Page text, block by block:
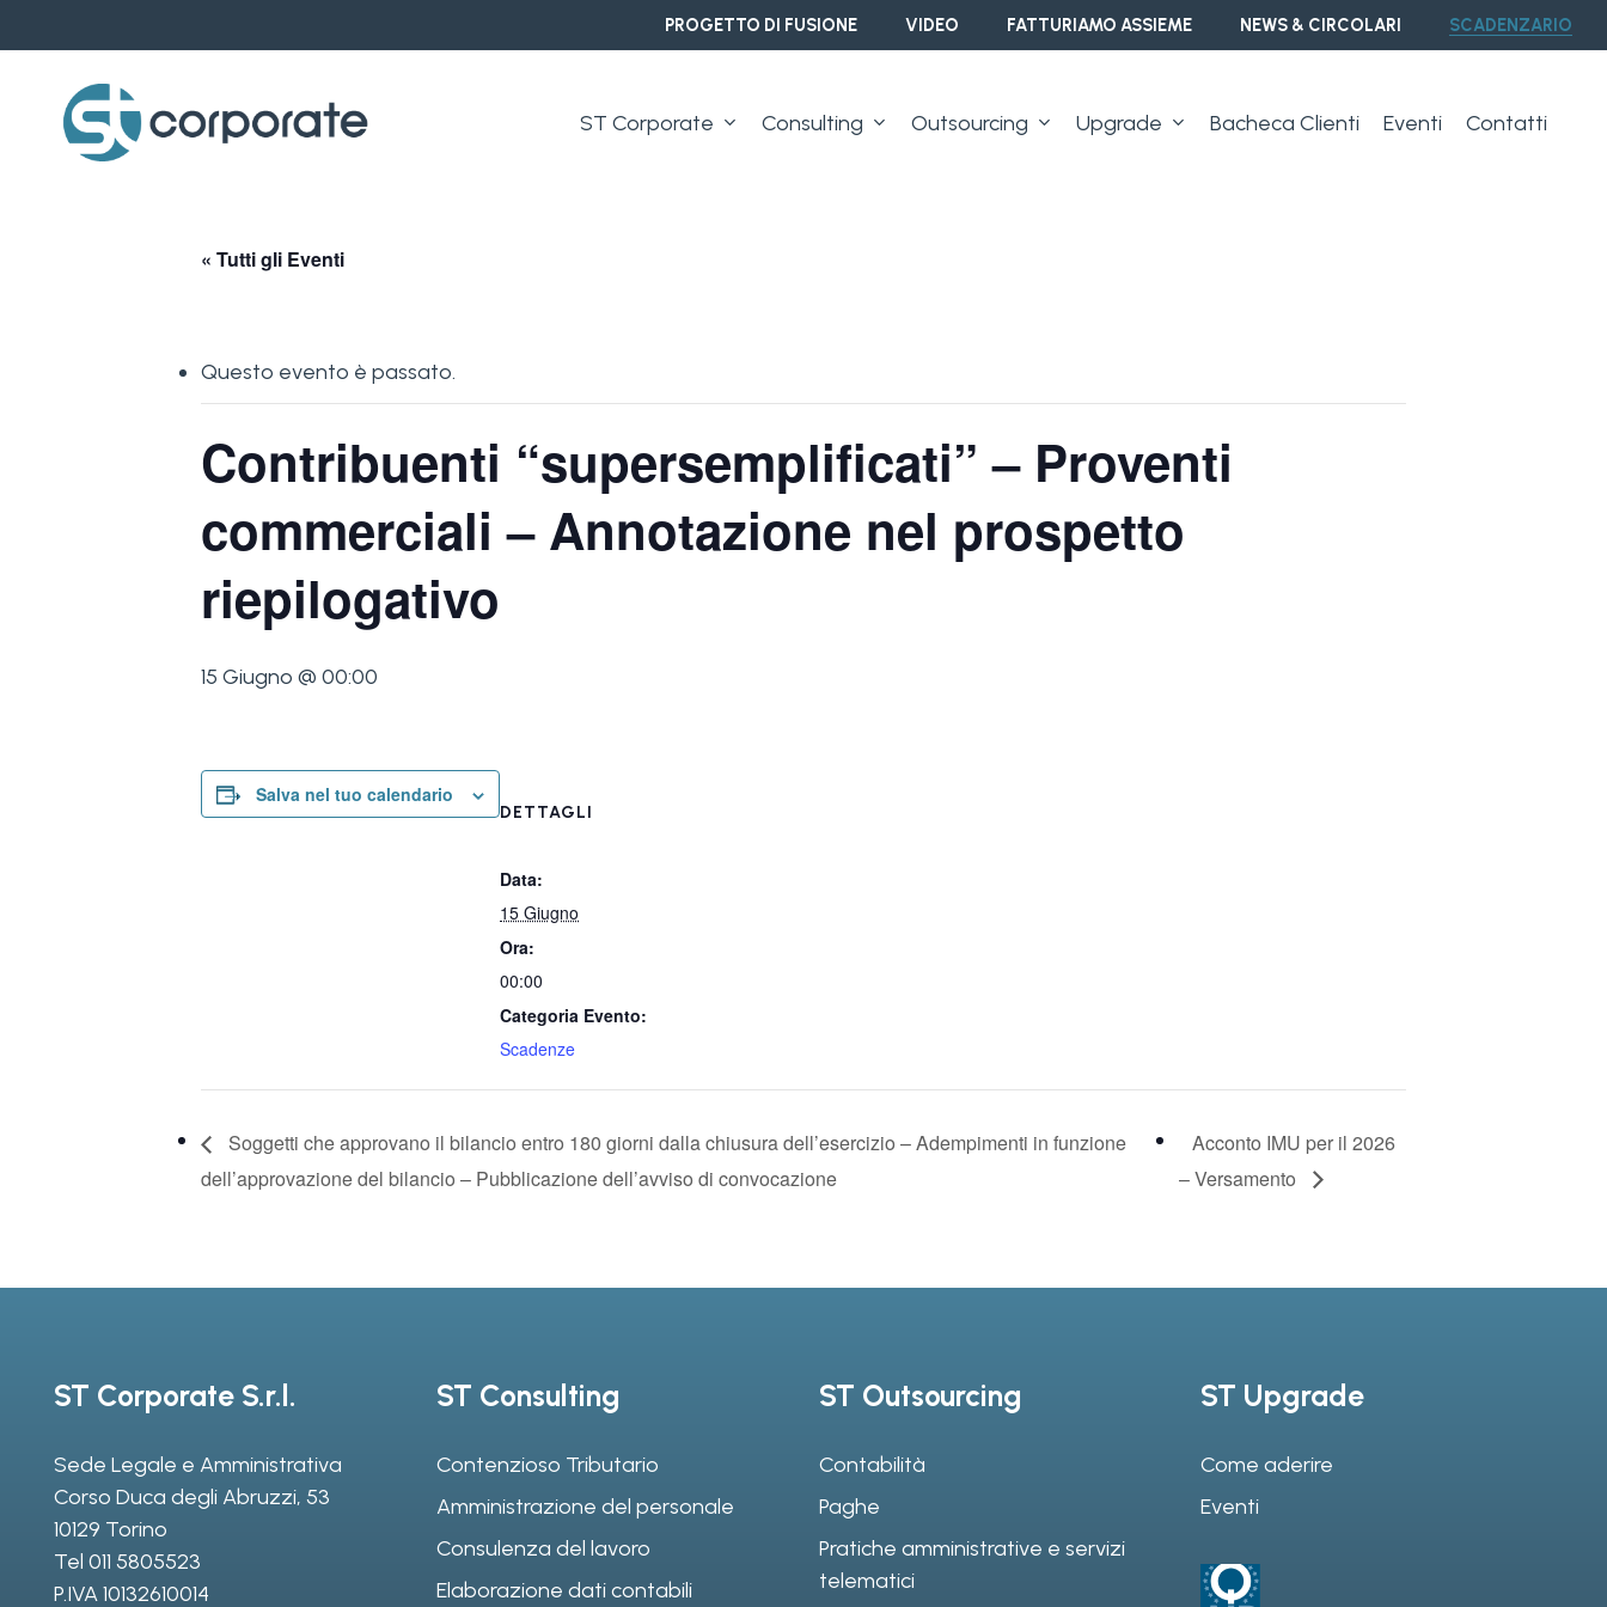
to
content
PROGETTO DI FUSIONE VIDEO FATTURIAMO ASSIEME NEWS & CIRCOLARI SCADENZARIO
ST Corporate Consulting Outsourcing Upgrade Bacheca Clienti Eventi Contatti
« Tutti gli Eventi
Questo evento è passato.
Contribuenti “supersemplificati” – Proventi
commerciali – Annotazione nel prospetto
riepilogativo
15 Giugno @ 00:00
Salva nel tuo calendario
DETTAGLI
Data:
15 Giugno
Ora:
00:00
Categoria Evento:
Scadenze
Soggetti che approvano il bilancio entro 180 giorni dalla chiusura dell’esercizio – Adempimenti in funzione
dell’approvazione del bilancio – Pubblicazione dell’avviso di convocazione
Acconto IMU per il 2026
– Versamento
ST Corporate S.r.l.
Sede Legale e Amministrativa
Corso Duca degli Abruzzi, 53
10129 Torino
Tel 011 5805523
P.IVA 10132610014
ST Consulting
Contenzioso Tributario
Amministrazione del personale
Consulenza del lavoro
Elaborazione dati contabili
ST Outsourcing
Contabilità
Paghe
Pratiche amministrative e servizi
telematici
ST Upgrade
Come aderire
Eventi